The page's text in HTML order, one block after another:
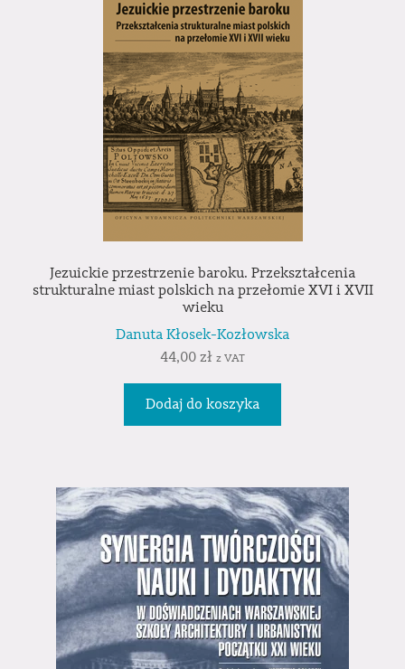
Jezuickie przestrzenie baroku. Przekształcenia
strukturalne miast polskich na przełomie XVI i XVII
wieku
Danuta Kłosek-Kozłowska
44,00 zł z VAT
Dodaj do koszyka